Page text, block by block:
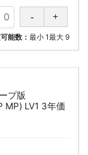
能数：最小 1最大 9
プ版
MP) LV1 3年価